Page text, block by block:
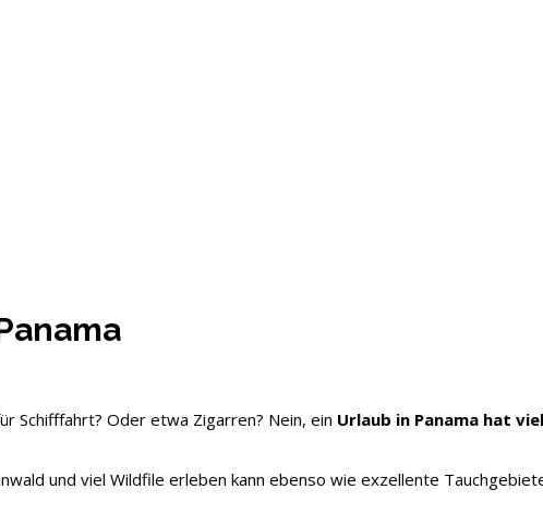
Schifffahrt? Oder etwa Zigarren? Nein, ein Urlaub in Panama hat
und viel Wildfile erleben kann ebenso wie exzellente